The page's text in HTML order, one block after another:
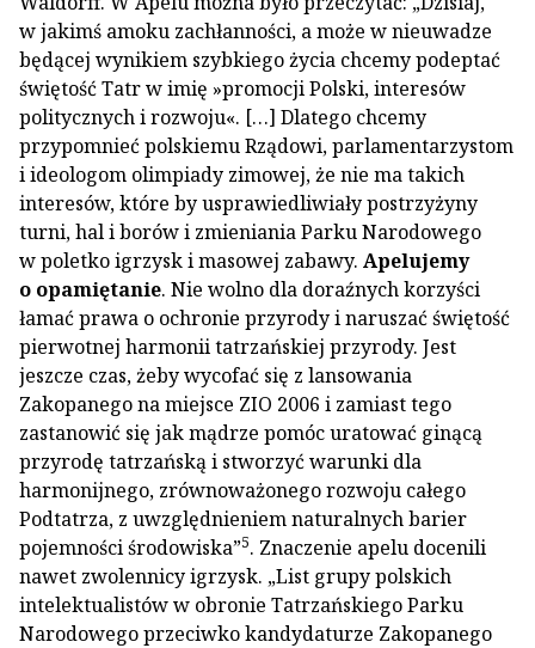
w jakimś amoku zachłanności, a może w nieuwadze
będącej wynikiem szybkiego życia chcemy podeptać
świętość Tatr w imię »promocji Polski, interesów
politycznych i rozwoju«. […] Dlatego chcemy
przypomnieć polskiemu Rządowi, parlamentarzystom
i ideologom olimpiady zimowej, że nie ma takich
interesów, które by usprawiedliwiały postrzyżyny
turni, hal i borów i zmieniania Parku Narodowego
w poletko igrzysk i masowej zabawy. Apelujemy
o opamiętanie. Nie wolno dla doraźnych korzyści
łamać prawa o ochronie przyrody i naruszać świętość
pierwotnej harmonii tatrzańskiej przyrody. Jest
jeszcze czas, żeby wycofać się z lansowania
Zakopanego na miejsce ZIO 2006 i zamiast tego
zastanowić się jak mądrze pomóc uratować ginącą
przyrodę tatrzańską i stworzyć warunki dla
harmonijnego, zrównoważonego rozwoju całego
Podtatrza, z uwzględnieniem naturalnych barier
pojemności środowiska”5. Znaczenie apelu docenili
nawet zwolennicy igrzysk. „List grupy polskich
intelektualistów w obronie Tatrzańskiego Parku
Narodowego przeciwko kandydaturze Zakopanego